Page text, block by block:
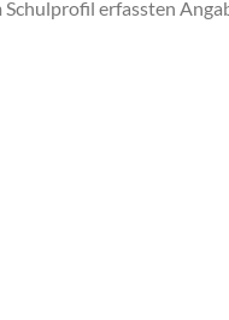
erfassten